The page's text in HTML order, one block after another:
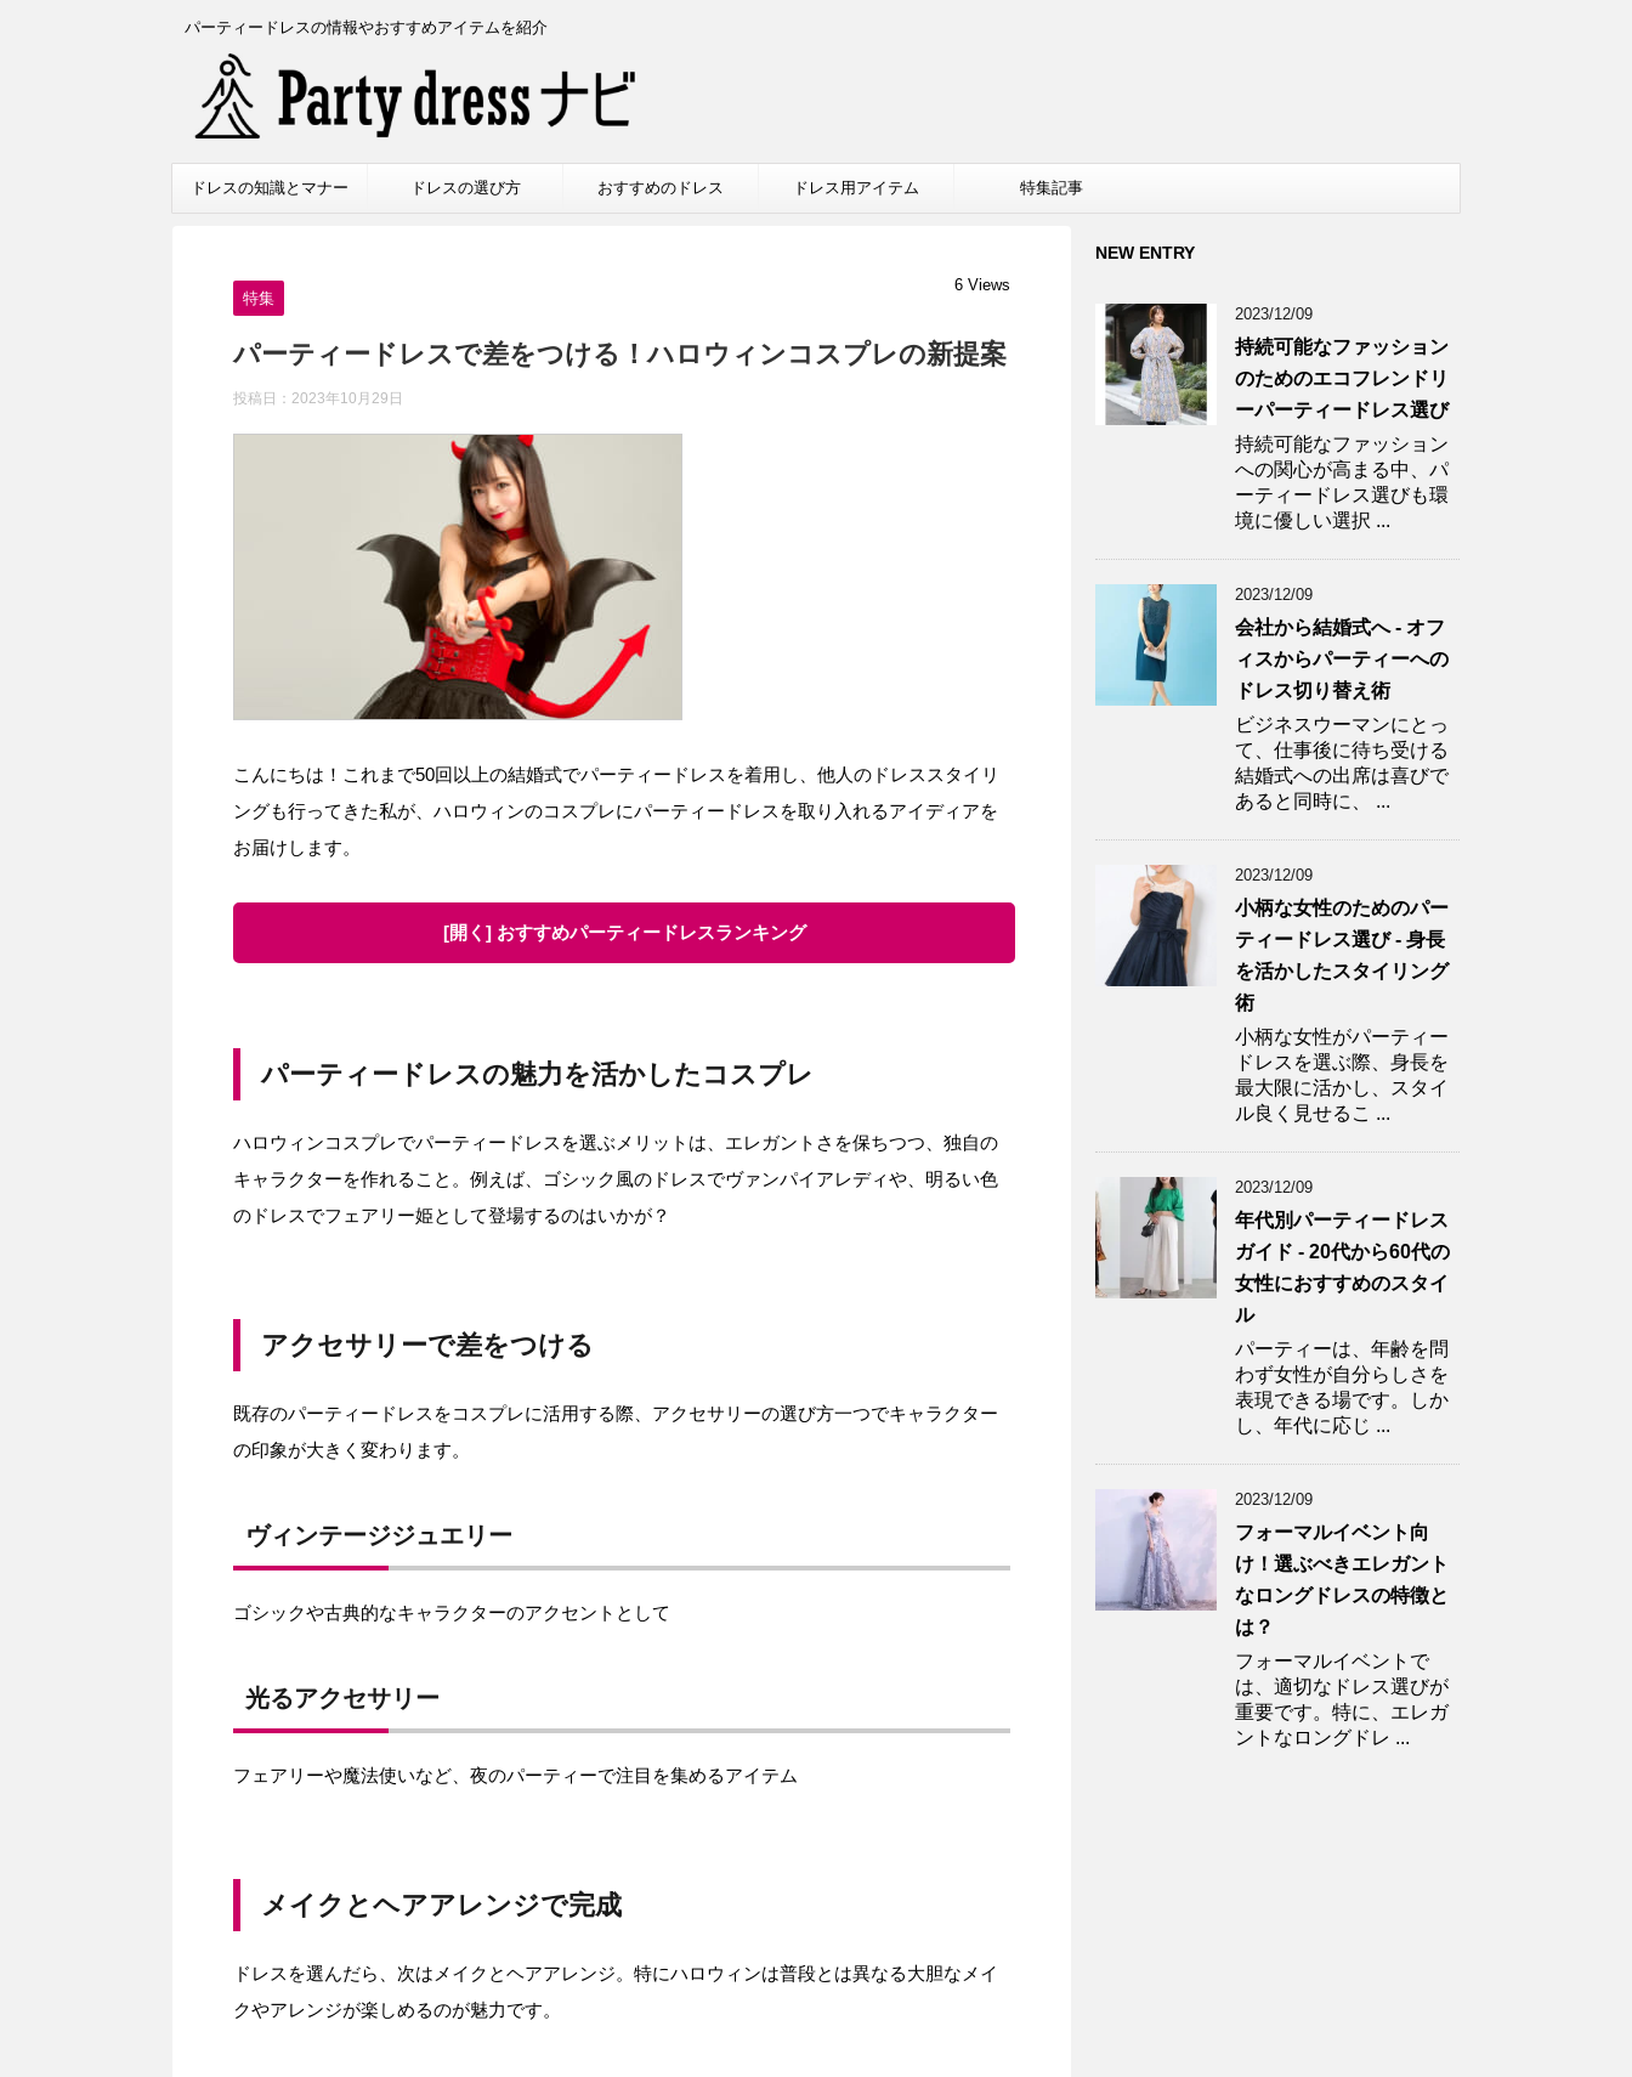
パーティードレスの情報やおすすめアイテムを紹介
ドレスの知識とマナー ドレスの選び方 おすすめのドレス ドレス用アイテム 特集記事
特集
6 Views
パーティードレスで差をつける！ハロウィンコスプレの新提案
投稿日： 2023年10月29日
こんにちは！これまで50回以上の結婚式でパーティードレスを着用し、他人のドレススタイリ
ングも行ってきた私が、ハロウィンのコスプレにパーティードレスを取り入れるアイディアを
お届けします。
[開く] おすすめパーティードレスランキング
パーティードレスの魅力を活かしたコスプレ
ハロウィンコスプレでパーティードレスを選ぶメリットは、エレガントさを保ちつつ、独自の
キャラクターを作れること。例えば、ゴシック風のドレスでヴァンパイアレディや、明るい色
のドレスでフェアリー姫として登場するのはいかが？
アクセサリーで差をつける
既存のパーティードレスをコスプレに活用する際、アクセサリーの選び方一つでキャラクター
の印象が大きく変わります。
ヴィンテージジュエリー
ゴシックや古典的なキャラクターのアクセントとして
光るアクセサリー
フェアリーや魔法使いなど、夜のパーティーで注目を集めるアイテム
メイクとヘアアレンジで完成
ドレスを選んだら、次はメイクとヘアアレンジ。特にハロウィンは普段とは異なる大胆なメイ
クやアレンジが楽しめるのが魅力です。
NEW ENTRY
2023/12/09
持続可能なファッション
のためのエコフレンドリ
ーパーティードレス選び
持続可能なファッション
への関心が高まる中、パ
ーティードレス選びも環
境に優しい選択 ...
2023/12/09
会社から結婚式へ - オフ
ィスからパーティーへの
ドレス切り替え術
ビジネスウーマンにとっ
て、仕事後に待ち受ける
結婚式への出席は喜びで
あると同時に、 ...
2023/12/09
小柄な女性のためのパー
ティードレス選び - 身長
を活かしたスタイリング
術
小柄な女性がパーティー
ドレスを選ぶ際、身長を
最大限に活かし、スタイ
ル良く見せるこ ...
2023/12/09
年代別パーティードレス
ガイド - 20代から60代の
女性におすすめのスタイ
ル
パーティーは、年齢を問
わず女性が自分らしさを
表現できる場です。しか
し、年代に応じ ...
2023/12/09
フォーマルイベント向
け！選ぶべきエレガント
なロングドレスの特徴と
は？
フォーマルイベントで
は、適切なドレス選びが
重要です。特に、エレガ
ントなロングドレ ...